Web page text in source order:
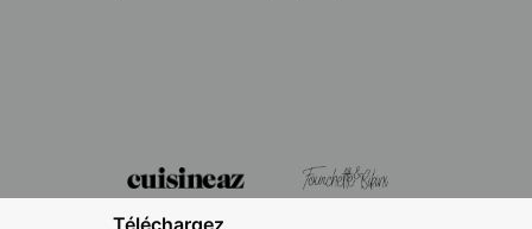
Téléchargez